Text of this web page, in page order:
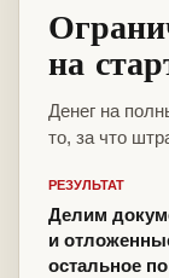
на
Денег на
то, за что
РЕЗУЛЬТАТ
Делим
и
остальное